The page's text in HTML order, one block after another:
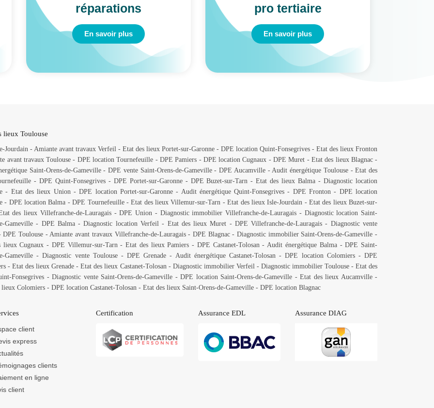
réparations
En savoir plus
pro tertiaire
En savoir plus
lieux Toulouse
Jourdain - Amiante avant travaux Verfeil - Etat des lieux Portet-sur-Garonne - DPE location Quint-Fonsegrives - Etat des lieux Fronton
avant travaux Toulouse - DPE location Tournefeuille - DPE Pamiers - DPE location Cugnaux -DPE Muret - Etat des lieux Blagnac-
Saint-Orens-de-Gameville- DPE vente Saint-Orens-de-Gameville- DPE Aucamville-Audit énergétique Toulouse-Etat des
- DPE Quint-Fonsegrives- DPE Portet-sur-Garonne- DPE Buzet-sur-Tarn -Etat des lieux Balma -Diagnostic location
- Etat des lieux Union-DPE location Portet-sur-Garonne- Audit énergétique Quint-Fonsegrives - DPE Fronton - DPE location
- DPE location Balma -DPE Tournefeuille-Etat des lieux Villemur-sur-Tarn -Etat des lieux Isle-Jourdain - Etat des lieux Buzet-sur-
des lieux Villefranche-de-Lauragais-DPE Union - Diagnostic immobilier Villefranche-de-Lauragais - Diagnostic location Saint-
Gameville - DPE Balma-Diagnostic location Verfeil- Etat des lieux Muret - DPE Villefranche-de-Lauragais - Diagnostic vente
DPE Toulouse -Amiante avant travaux Villefranche-de-Lauragais- DPE Blagnac- Diagnostic immobilier Saint-Orens-de-Gameville -
lieux Cugnaux - DPE Villemur-sur-Tarn-Etat des lieux Pamiers - DPE Castanet-Tolosan-Audit énergétique Balma-DPE Saint-
Gameville -Diagnostic vente Toulouse-DPE Grenade - Audit énergétique Castanet-Tolosan-DPE location Colomiers-DPE
-Etat des lieux Grenade -Etat des lieux Castanet-Tolosan- Diagnostic immobilier Verfeil- Diagnostic immobilier Toulouse-Etat des
Fonsegrives -Diagnostic vente Saint-Orens-de-Gameville -DPE location Saint-Orens-de-Gameville -Etat des lieux Aucamville-
lieux Colomiers - DPE location Castanet-Tolosan - Etat des lieux Saint-Orens-de-Gameville - DPE location Blagnac
client
express
clients
en ligne
client
Certification Assurance EDL Assurance DIAG